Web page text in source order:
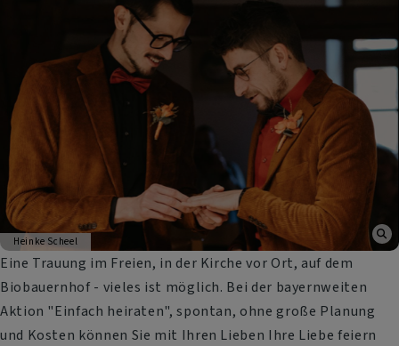
Heinke Scheel
Eine Trauung im Freien, in der Kirche vor Ort, auf dem
Biobauernhof - vieles ist möglich. Bei der bayernweiten
Aktion "Einfach heiraten", spontan, ohne große Planung
und Kosten können Sie mit Ihren Lieben Ihre Liebe feiern